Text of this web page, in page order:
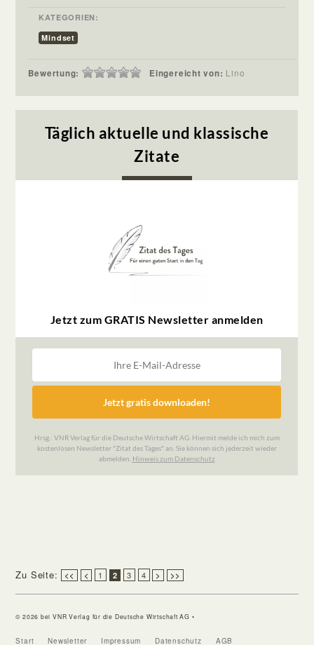
KATEGORIEN:
Mindset
Bewertung: Eingereicht von: Lino
Zu Seite: << < 1 2 3 4 > >>
© 2026 bei VNR Verlag für die Deutsche Wirtschaft AG •
Start Newsletter Impressum Datenschutz AGB